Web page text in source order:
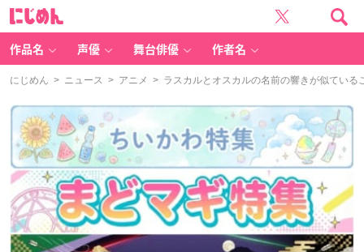
作品名 声優 舞台俳優 作者名
にじめん > ニュース > アニメ > ラスカルとオスカルの名前の響きが似ている